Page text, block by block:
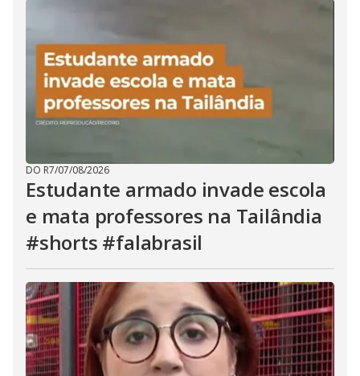
DO R7/07/08/2026
Estudante armado invade escola
e mata professores na Tailândia
#shorts #falabrasil